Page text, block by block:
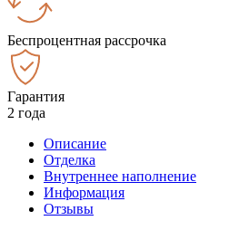
Беспроцентная рассрочка
Гарантия
2 года
Описание
Отделка
Внутреннее наполнение
Информация
Отзывы